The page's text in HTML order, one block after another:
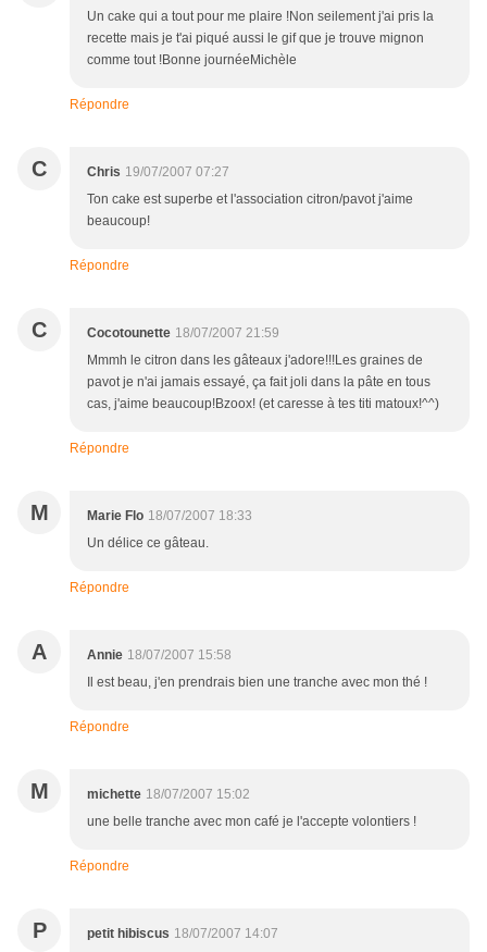
Un cake qui a tout pour me plaire !Non seilement j'ai pris la
recette mais je t'ai piqué aussi le gif que je trouve mignon
comme tout !Bonne journéeMichèle
Répondre
C Chris 19/07/2007 07:27
Ton cake est superbe et l'association citron/pavot j'aime
beaucoup!
Répondre
C Cocotounette 18/07/2007 21:59
Mmmh le citron dans les gâteaux j'adore!!!Les graines de
pavot je n'ai jamais essayé, ça fait joli dans la pâte en tous
cas, j'aime beaucoup!Bzoox! (et caresse à tes titi matoux!^^)
Répondre
M Marie Flo 18/07/2007 18:33
Un délice ce gâteau.
Répondre
A Annie 18/07/2007 15:58
Il est beau, j'en prendrais bien une tranche avec mon thé !
Répondre
M michette 18/07/2007 15:02
une belle tranche avec mon café je l'accepte volontiers !
Répondre
P petit hibiscus 18/07/2007 14:07